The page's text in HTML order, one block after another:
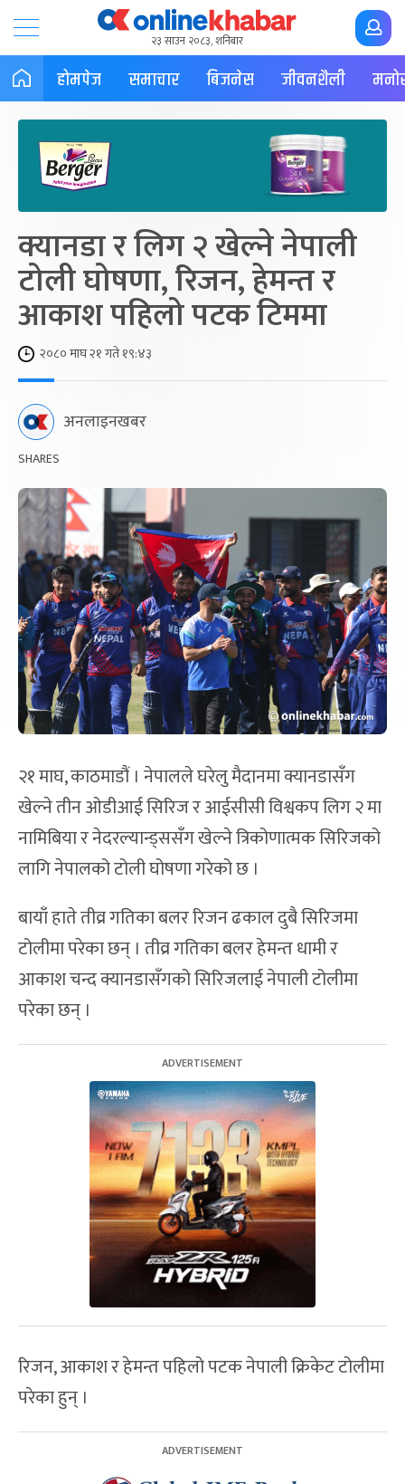
२३ साउन २०८३, शनिबार
होमपेज समाचार बिजनेस जीवनशैली
क्यानडा र लिग २ खेल्ने नेपाली
टोली घोषणा, रिजन, हेमन्त र
आकाश पहिलो पटक टिममा
२०८० माघ २१ गते १९:४३
अनलाइनखबर
SHARES
२१ माघ, काठमाडौं । नेपालले घरेलु मैदानमा क्यानडासँग
खेल्ने तीन ओडीआई सिरिज र आईसीसी विश्वकप लिग २ मा
नामिबिया र नेदरल्यान्ड्ससँग खेल्ने त्रिकोणात्मक सिरिजको
लागि नेपालको टोली घोषणा गरेको छ ।
बायाँ हाते तीव्र गतिका बलर रिजन ढकाल दुबै सिरिजमा
टोलीमा परेका छन् । तीव्र गतिका बलर हेमन्त धामी र
आकाश चन्द क्यानडासँगको सिरिजलाई नेपाली टोलीमा
परेका छन् ।
रिजन, आकाश र हेमन्त पहिलो पटक नेपाली क्रिकेट टोलीमा
परेका हुन् ।